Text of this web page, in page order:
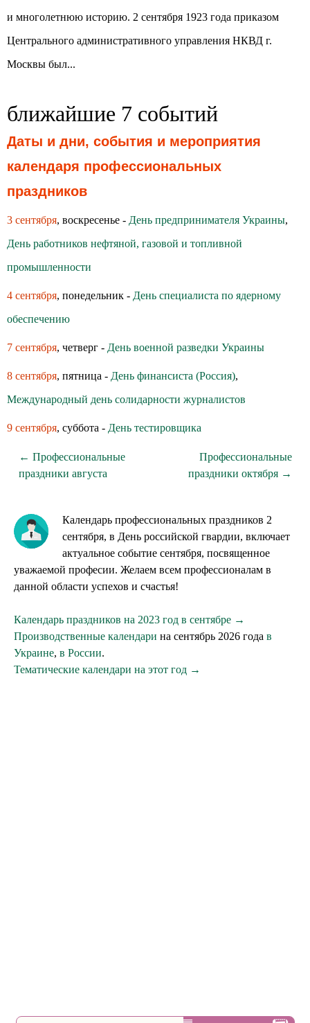
и многолетнюю историю. 2 сентября 1923 года приказом
Центрального административного управления НКВД г.
Москвы был...
ближайшие 7 событий
Даты и дни, события и мероприятия
календаря профессиональных
праздников
3 сентября, воскресенье - День предпринимателя Украины,
День работников нефтяной, газовой и топливной
промышленности
4 сентября, понедельник - День специалиста по ядерному
обеспечению
7 сентября, четверг - День военной разведки Украины
8 сентября, пятница - День финансиста (Россия),
Международный день солидарности журналистов
9 сентября, суббота - День тестировщика
← Профессиональные
праздники августа
Профессиональные
праздники октября →
Календарь профессиональных праздников 2
сентября, в День российской гвардии, включает
актуальное событие сентября, посвященное
уважаемой професии. Желаем всем профессионалам в
данной области успехов и счастья!
Календарь праздников на 2023 год в сентябре →
Производственные календари на сентябрь 2026 года в
Украине, в России.
Тематические календари на этот год →